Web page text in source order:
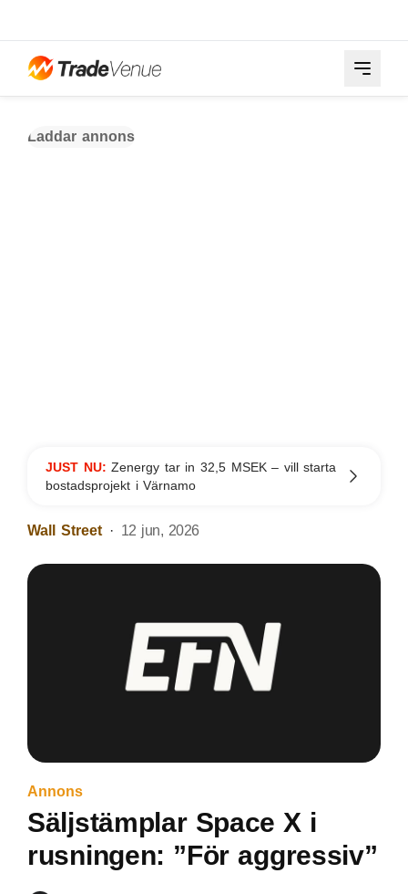
Laddar annons
JUST NU:Zenergy tar in 32,5 MSEK – vill starta
bostadsprojekt i Värnamo
Wall Street 12 jun, 2026
Annons
Säljstämplar Space X i
rusningen: ”För aggressiv”